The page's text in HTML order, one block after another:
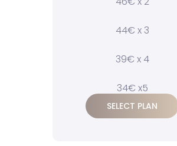
44€ x 3
39€ x 4
34€ x5
SELECT PLAN